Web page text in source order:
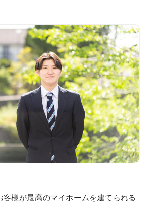
お家のご提案が出来ればと考えており
たいことを言える接客をさ…
客様が最高のマイホームを建てられる